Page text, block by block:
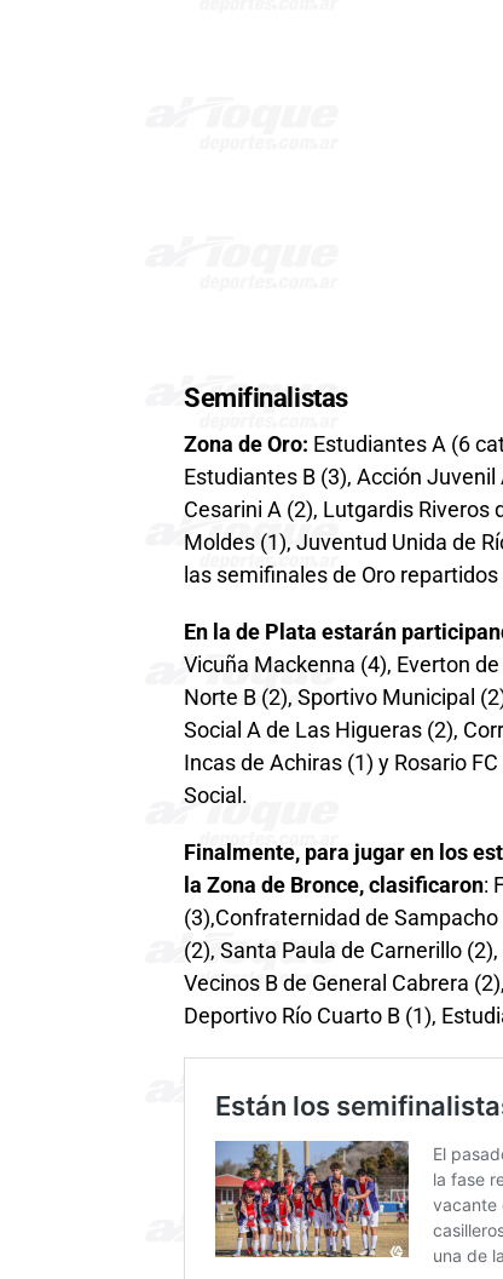
Semifinalistas
Zona de Oro: Estudiantes A (6
Estudiantes B (3), Acción
Cesarini A (2), Lutgardis Riveros
Moldes (1), Juventud Unida de
las semifinales de Oro
En la de Plata estarán
Vicuña Mackenna (4), Everton
Norte B (2), Sportivo Municipal
Social A de Las Higueras (2),
Incas de Achiras (1) y Rosario
Social.
Finalmente, para jugar en los
la Zona de Bronce, clasificaron:
(3),Confraternidad de
(2), Santa Paula de Carnerillo
Vecinos B de General Cabrera
Deportivo Río Cuarto B (1),